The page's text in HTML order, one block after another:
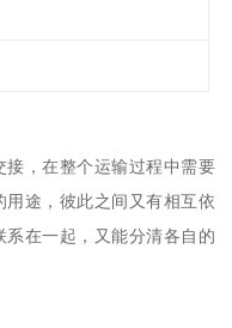
，在整个运输过程中需要
途，彼此之间又有相互依
在一起，又能分清各自的